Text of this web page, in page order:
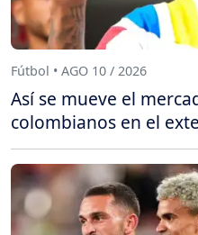
Fútbol • AGO 10 / 2026
Así se mueve el
colombianos en el